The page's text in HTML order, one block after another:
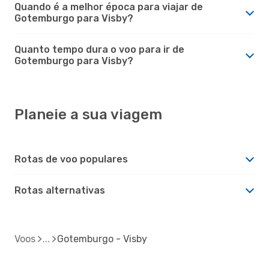
Quando é a melhor época para viajar de
Gotemburgo para Visby?
Quanto tempo dura o voo para ir de
Gotemburgo para Visby?
Planeie a sua viagem
Rotas de voo populares
Rotas alternativas
Voos Gotemburgo - Visby